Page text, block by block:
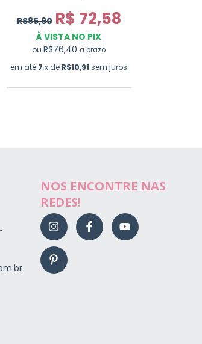
R$85,90 R$ 72,58
À VISTA NO PIX
ouR$76,40 a prazo
em até 7 x de R$10,91 sem juros
NOS ENCONTRE NAS
REDES!